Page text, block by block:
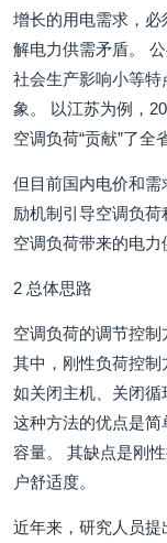
增长的用电需求，
解电力供需矛盾。
社会生产影响小等
象。 以江苏为例，
空调负荷“贡献”了全
但目前国内电价和
励机制引导空调负
空调负荷带来的电力
2 总体思路
空调负荷的调节控制
其中，刚性负荷控制
如关闭主机、关闭
这种方法的优点是
容量。 其缺点是刚
户舒适度。
近年来，研究人员